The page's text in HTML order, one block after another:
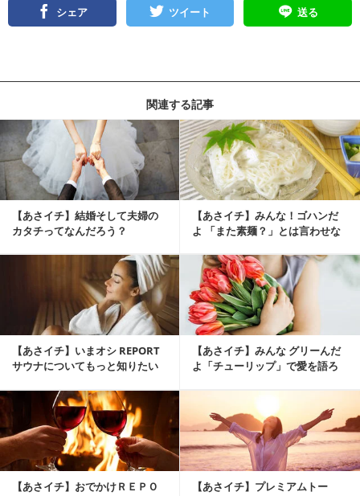
シェア ツイート 送る
関連する記事
【あさイチ】結婚そして夫婦の
カタチってなんだろう？
【あさイチ】みんな！ゴハンだ
よ 「また素麺？」とは言わせな
【あさイチ】いまオシ REPORT
サウナについてもっと知りたい
【あさイチ】みんな グリーんだ
よ「チューリップ」で愛を語ろ
【あさイチ】おでかけＲＥＰＯ
【あさイチ】プレミアムトー